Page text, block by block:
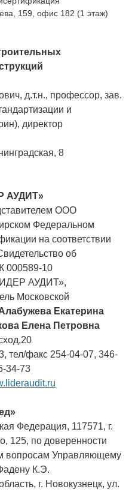
159, офис 182 (1 этаж)
д.т.н., профессор, зав.
и
директор
8
АУДИТ»
ООО
Федеральном
на соответствии
об
000589-10
АУДИТ»,
Московской
Екатерина
Елена Петровна
тел/факс 254-04-07, 346-
34-73
Федерация, 117571, г.
125, по доверенности
вопросам Управляющему
К.Э.
г. Новокузнецк, ул.